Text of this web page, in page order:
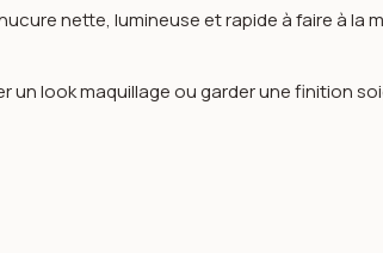
nette, lumineuse et rapide à faire à la
look maquillage ou garder une finition